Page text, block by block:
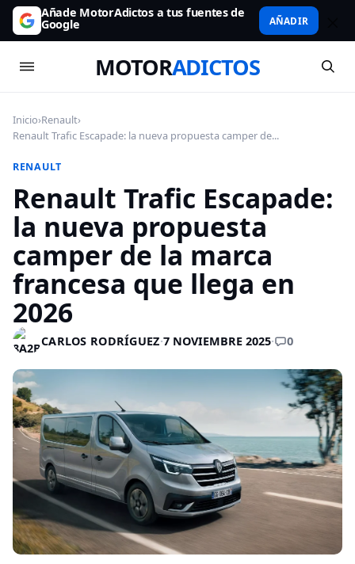
Añade MotorAdictos a tus fuentes de
Google AÑADIR
MOTORADICTOS
Inicio›Renault›
Renault Trafic Escapade: la nueva propuesta camper de...
RENAULT
Renault Trafic Escapade:
la nueva propuesta
camper de la marca
francesa que llega en
2026
CARLOS RODRÍGUEZ·7 NOVIEMBRE 2025· 0